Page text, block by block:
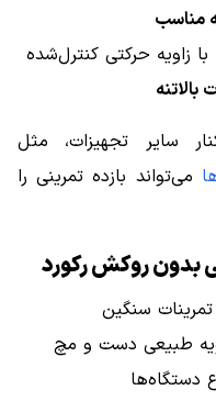
مناسب
با زاویه حرکتی کنترل‌شده
سایر تجهیزات، مثل
می‌تواند بازده تمرینی را
بدون روکش رکورد
تمرینات سنگین
طبیعی دست و مچ
دستگاه‌ها